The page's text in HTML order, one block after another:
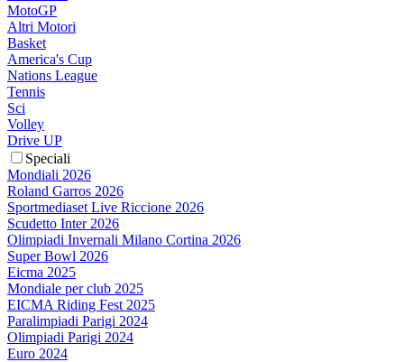
MotoGP
Altri Motori
Basket
America's Cup
Nations League
Tennis
Sci
Volley
Drive UP
Speciali
Mondiali 2026
Roland Garros 2026
Sportmediaset Live Riccione 2026
Scudetto Inter 2026
Olimpiadi Invernali Milano Cortina 2026
Super Bowl 2026
Eicma 2025
Mondiale per club 2025
EICMA Riding Fest 2025
Paralimpiadi Parigi 2024
Olimpiadi Parigi 2024
Euro 2024